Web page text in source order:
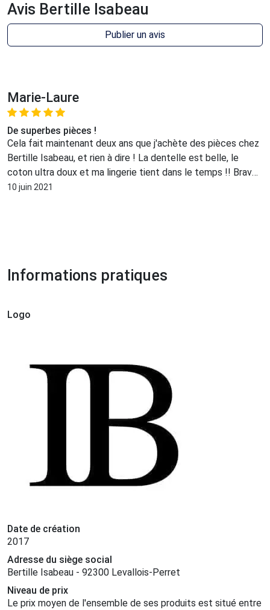
Avis Bertille Isabeau
Publier un avis
Marie-Laure
De superbes pièces !
Cela fait maintenant deux ans que j'achète des pièces chez
Bertille Isabeau, et rien à dire ! La dentelle est belle, le
coton ultra doux et ma lingerie tient dans le temps !! Bravo
!!!
10 juin 2021
Informations pratiques
Logo
Date de création
2017
Adresse du siège social
Bertille Isabeau - 92300 Levallois-Perret
Niveau de prix
Le prix moyen de l'ensemble de ses produits est situé entre